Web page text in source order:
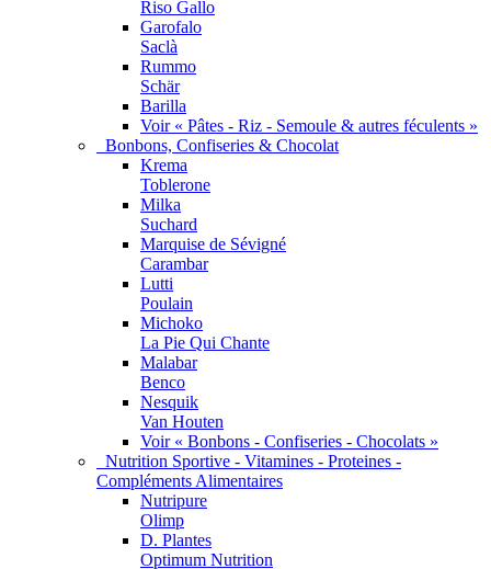
Riso Gallo
Garofalo
Saclà
Rummo
Schär
Barilla
Voir « Pâtes - Riz - Semoule & autres féculents »
Bonbons, Confiseries & Chocolat
Krema
Toblerone
Milka
Suchard
Marquise de Sévigné
Carambar
Lutti
Poulain
Michoko
La Pie Qui Chante
Malabar
Benco
Nesquik
Van Houten
Voir « Bonbons - Confiseries - Chocolats »
Nutrition Sportive - Vitamines - Proteines -
Compléments Alimentaires
Nutripure
Olimp
D. Plantes
Optimum Nutrition